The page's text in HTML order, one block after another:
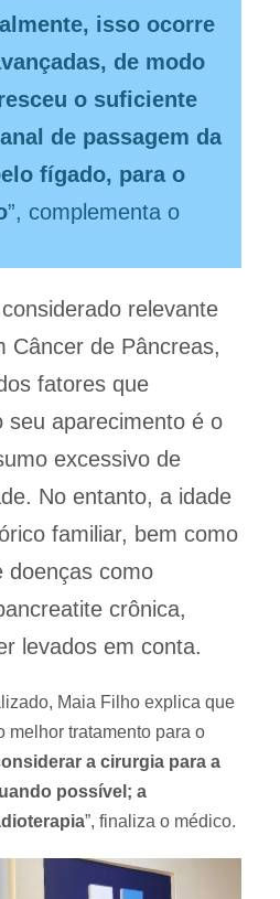
isso ocorre
de modo
o suficiente
de passagem da
fígado, para o
”, complementa o
relevante
Câncer de Pâncreas,
fatores que
seu aparecimento é o
excessivo de
No entanto, a idade
familiar, bem como
doenças como
crônica,
levados em conta.
Maia Filho explica que
melhor tratamento para o
a cirurgia para a
possível; a
”, finaliza o médico.